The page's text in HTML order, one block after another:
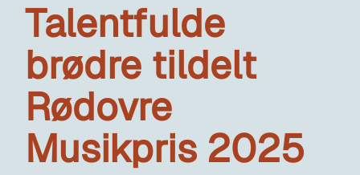
Talentfulde
brødre tildelt
Rødovre
Musikpris 2025